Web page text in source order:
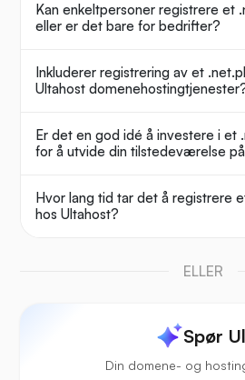
Kan enkeltpersoner registrere et
eller er det bare for bedrifter?
Inkluderer registrering av et
Ultahost
Er det en god idé å investere i et
for å utvide din tilstedeværelse
Hvor lang tid tar det å registrere
hos Ultahost?
ELLER
Spør
Din domene- og